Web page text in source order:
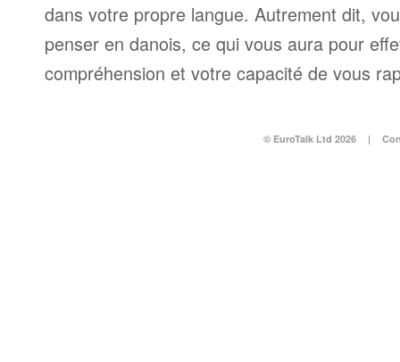
dans votre propre langue. Autrement dit,
penser en danois, ce qui vous aura pour
compréhension et votre capacité de vous
© EuroTalk Ltd 2026 |